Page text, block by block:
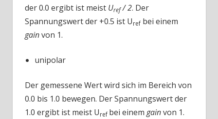
der 0.0 ergibt ist meist Uref/ 2. Der
Spannungswert der +0.5 ist Uref bei einem
gainvon 1.
unipolar
Der gemessene Wert wird sich im Bereich von
0.0 bis 1.0 bewegen. Der Spannungswert der
1.0 ergibt ist meist Uref bei einem gainvon 1.